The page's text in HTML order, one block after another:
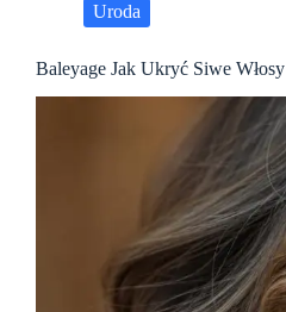
Uroda
Baleyage Jak Ukryć Siwe Włosy